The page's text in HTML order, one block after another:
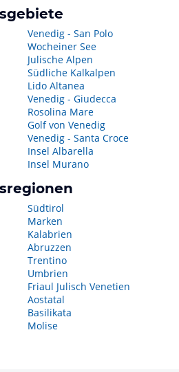
Venedig - San Polo
Wocheiner See
Julische Alpen
Südliche Kalkalpen
Lido Altanea
Venedig - Giudecca
Rosolina Mare
Golf von Venedig
Venedig - Santa Croce
Insel Albarella
Insel Murano
Südtirol
Marken
Kalabrien
Abruzzen
Trentino
Umbrien
Friaul Julisch Venetien
Aostatal
Basilikata
Molise